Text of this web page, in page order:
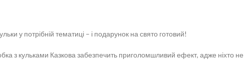
у потрібній тематиці – і подарунок на свято готовий!
з кульками Казкова забезпечить приголомшливий ефект, адже ніхто